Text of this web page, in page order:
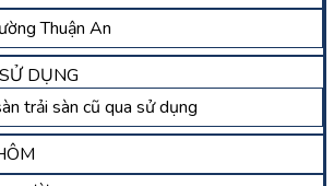
Thuận An
DỤNG
trải sàn cũ qua sử dụng